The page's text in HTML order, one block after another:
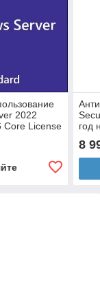
2022
Core License
год
8